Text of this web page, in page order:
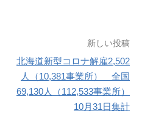
新しい投稿
北海道新型コロナ解雇2,502
人（10,381事業所） 全国
69,130人（112,533事業所）
10月31日集計